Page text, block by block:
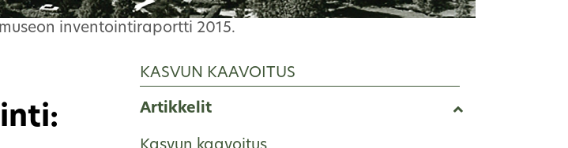
inventointiraportti 2015.
KASVUN KAAVOITUS
Artikkelit